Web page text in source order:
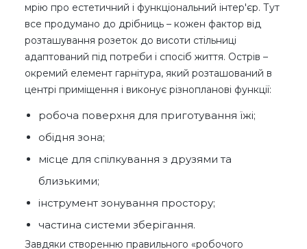
мрію про естетичний і функціональний інтер'єр. Тут
все продумано до дрібниць – кожен фактор від
розташування розеток до висоти стільниці
адаптований під потреби і спосіб життя. Острів –
окремий елемент гарнітура, який розташований в
центрі приміщення і виконує різнопланові функції:
робоча поверхня для приготування їжі;
обідня зона;
місце для спілкування з друзями та
близькими;
інструмент зонування простору;
частина системи зберігання.
Завдяки створенню правильного «робочого